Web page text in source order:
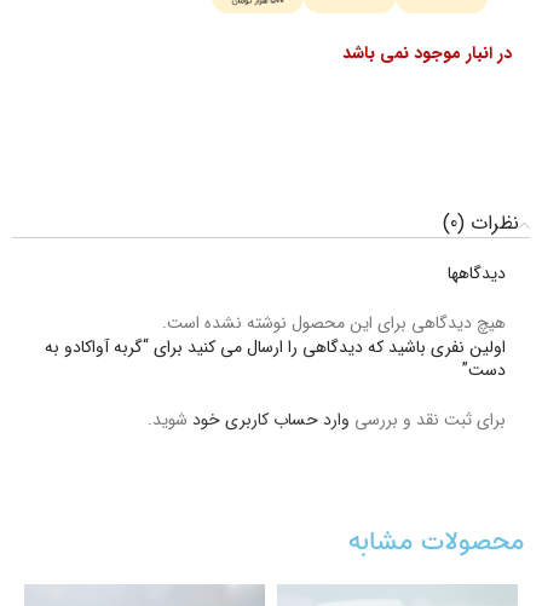
در انبار موجود نمی باشد
نظرات (0)
دیدگاهها
هیچ دیدگاهی برای این محصول نوشته نشده است.
اولین نفری باشید که دیدگاهی را ارسال می کنید برای “گربه آواکادو به
دست”
برای ثبت نقد و بررسی وارد حساب کاربری خود شوید.
محصولات مشابه